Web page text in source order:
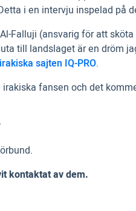
i en intervju inspelad på
Falluji (ansvarig för att
till landslaget är en dröm
irakiska sajten IQ-PRO.
fansen och det
kontaktat av dem.